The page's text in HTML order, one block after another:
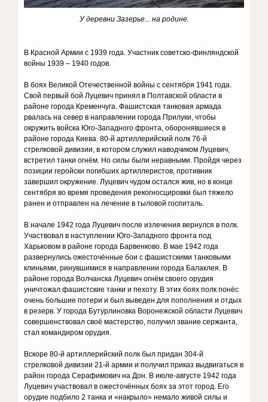
У деревни Зазерье... на родине.
В Красной Армии с 1939 года. Участник советско-финляндской
войны 1939 – 1940 годов.
В боях Великой Отечественной войны с сентября 1941 года.
Свой первый бой Луцевич принял в Полтавской области в
районе города Кременчуга. Фашистская танковая армада
рвалась на север в направлении города Прилуки, чтобы
окружить войска Юго-Западного фронта, оборонявшиеся в
районе города Киева. 80-й артиллерийский полк 76-й
стрелковой дивизии, в котором служил наводчиком Луцевич,
встретил танки огнём. Но силы были неравными. Пройдя через
позиции геройски погибших артиллеристов, противник
завершил окружение. Луцевич чудом остался жив, но в конце
сентября во время проведения рекогносцировки был тяжело
ранен и отправлен на лечение в тыловой госпиталь.
В начале 1942 года Луцевич после излечения вернулся в полк.
Участвовал в наступлении Юго-Западного фронта под
Харьковом в районе города Барвенково. В мае 1942 года
развернулись ожесточённые бои с фашистскими танковыми
клиньями, ринувшимися в направлении города Балаклея. В
районе города Волчанска Луцевич огнём своего орудия
уничтожал фашистские танки и пехоту. В этих боях полк понёс
очень большие потери и был выведен для пополнения и отдых
в резерв. У города Бутурлиновка Воронежской области Луцевич
совершенствовал своё мастерство, получил звание сержанта,
стал командиром орудия.
Вскоре 80-й артиллерийский полк был придан 304-й
стрелковой дивизии 21-й армии и получил приказ выдвигаться в
район города Серафимович на Дон. В июле-августе 1942 года
Луцевич участвовал в ожесточённых боях за этот город. Его
орудие подбило 2 танка и «накрыло» немало живой силы и